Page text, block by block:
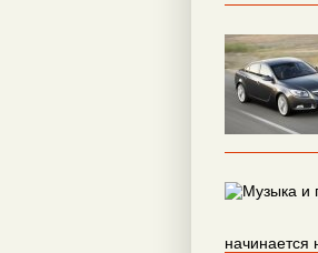
начинается